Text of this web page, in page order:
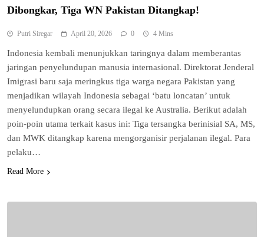
Dibongkar, Tiga WN Pakistan Ditangkap!
Putri Siregar April 20, 2026 0 4 Mins
Indonesia kembali menunjukkan taringnya dalam memberantas
jaringan penyelundupan manusia internasional. Direktorat Jenderal
Imigrasi baru saja meringkus tiga warga negara Pakistan yang
menjadikan wilayah Indonesia sebagai ‘batu loncatan’ untuk
menyelundupkan orang secara ilegal ke Australia. Berikut adalah
poin-poin utama terkait kasus ini: Tiga tersangka berinisial SA, MS,
dan MWK ditangkap karena mengorganisir perjalanan ilegal. Para
pelaku…
Read More